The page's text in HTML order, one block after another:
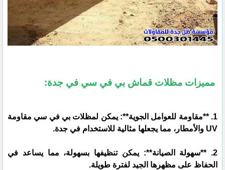
مميزات مظلات قماش بي في سي في جدة:
1. **مقاومة للعوامل الجوية**: يمكن لمظلات بي في سي مقاومة
UV والأمطار، مما يجعلها مثالية للاستخدام في جدة.
2. **سهولة الصيانة**: يمكن تنظيفها بسهولة، مما يساعد في
الحفاظ على مظهرها الجيد لفترة طويلة.